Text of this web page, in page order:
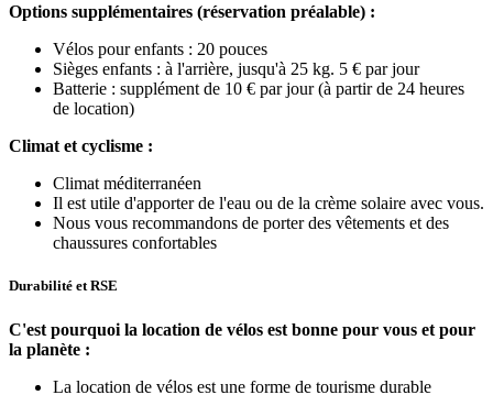
Options supplémentaires (réservation préalable) :
Vélos pour enfants : 20 pouces
Sièges enfants : à l'arrière, jusqu'à 25 kg. 5 € par jour
Batterie : supplément de 10 € par jour (à partir de 24 heures
de location)
Climat et cyclisme :
Climat méditerranéen
Il est utile d'apporter de l'eau ou de la crème solaire avec vous.
Nous vous recommandons de porter des vêtements et des
chaussures confortables
Durabilité et RSE
C'est pourquoi la location de vélos est bonne pour vous et pour
la planète :
La location de vélos est une forme de tourisme durable